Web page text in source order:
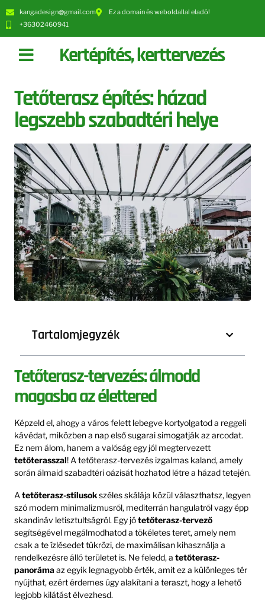
kangadesign@gmail.com
Ez a domain és weboldallal eladó!
+36302460941
Kertépítés, kerttervezés
Tetőterasz építés: házad
legszebb szabadtéri helye
Tartalomjegyzék
Tetőterasz-tervezés: álmodd
magasba az élettered
Képzeld el, ahogy a város felett lebegve kortyolgatod a reggeli
kávédat, miközben a nap első sugarai simogatják az arcodat.
Ez nem álom, hanem a valóság egy jól megtervezett
tetőterasszal! A tetőterasz-tervezés izgalmas kaland, amely
során álmaid szabadtéri oázisát hozhatod létre a házad tetején.
Atetőterasz-stílusokszéles skálája közül választhatsz, legyen
szó modern minimalizmusról, mediterrán hangulatról vagy épp
skandináv letisztultságról. Egy jótetőterasz-tervező
segítségével megálmodhatod a tökéletes teret, amely nem
csak a te ízlésedet tükrözi, de maximálisan kihasználja a
rendelkezésre álló területet is. Ne feledd, a tetőterasz-
panorámaaz egyik legnagyobb érték, amit ez a különleges tér
nyújthat, ezért érdemes úgy alakítani a teraszt, hogy a lehető
legjobb kilátást élvezhesd.